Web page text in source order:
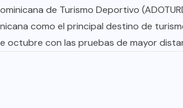
de Turismo Deportivo
como el principal destino de
octubre con las pruebas de mayor